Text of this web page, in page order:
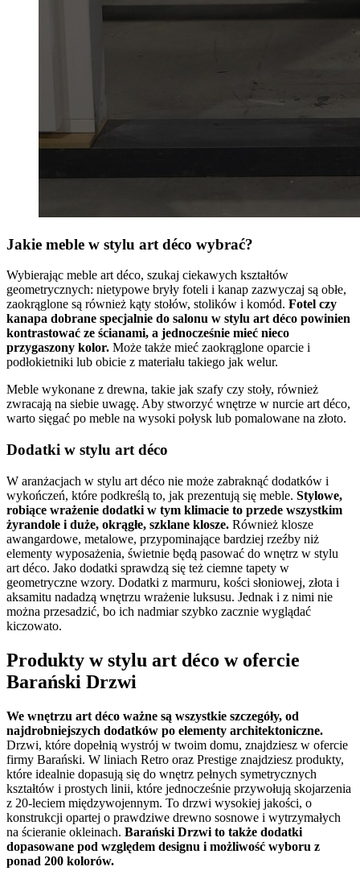
Jakie meble w stylu art déco wybrać?
Wybierając meble art déco, szukaj ciekawych kształtów
geometrycznych: nietypowe bryły foteli i kanap zazwyczaj są obłe,
zaokrąglone są również kąty stołów, stolików i komód. Fotel czy
kanapa dobrane specjalnie do salonu w stylu art déco powinien
kontrastować ze ścianami, a jednocześnie mieć nieco
przygaszony kolor. Może także mieć zaokrąglone oparcie i
podłokietniki lub obicie z materiału takiego jak welur.
Meble wykonane z drewna, takie jak szafy czy stoły, również
zwracają na siebie uwagę. Aby stworzyć wnętrze w nurcie art déco,
warto sięgać po meble na wysoki połysk lub pomalowane na złoto.
Dodatki w stylu art déco
W aranżacjach w stylu art déco nie może zabraknąć dodatków i
wykończeń, które podkreślą to, jak prezentują się meble. Stylowe,
robiące wrażenie dodatki w tym klimacie to przede wszystkim
żyrandole i duże, okrągłe, szklane klosze. Również klosze
awangardowe, metalowe, przypominające bardziej rzeźby niż
elementy wyposażenia, świetnie będą pasować do wnętrz w stylu
art déco. Jako dodatki sprawdzą się też ciemne tapety w
geometryczne wzory. Dodatki z marmuru, kości słoniowej, złota i
aksamitu nadadzą wnętrzu wrażenie luksusu. Jednak i z nimi nie
można przesadzić, bo ich nadmiar szybko zacznie wyglądać
kiczowato.
Produkty w stylu art déco w ofercie
Barański Drzwi
We wnętrzu art déco ważne są wszystkie szczegóły, od
najdrobniejszych dodatków po elementy architektoniczne.
Drzwi, które dopełnią wystrój w twoim domu, znajdziesz w ofercie
firmy Barański. W liniach Retro oraz Prestige znajdziesz produkty,
które idealnie dopasują się do wnętrz pełnych symetrycznych
kształtów i prostych linii, które jednocześnie przywołują skojarzenia
z 20-leciem międzywojennym. To drzwi wysokiej jakości, o
konstrukcji opartej o prawdziwe drewno sosnowe i wytrzymałych
na ścieranie okleinach. Barański Drzwi to także dodatki
dopasowane pod względem designu i możliwość wyboru z
ponad 200 kolorów.